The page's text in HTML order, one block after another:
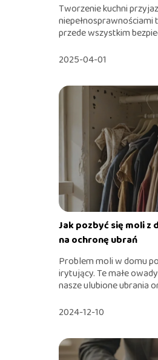
Tworzenie kuchni
przede wszystkim
2025-04-01
Jak pozbyć się moli z
na ochronę ubrań
Problem moli w domu
irytujący. Te małe
nasze ulubione ubrania
2024-12-10